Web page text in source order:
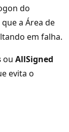
do
a Área de
em falha.
ou AllSigned
evita o